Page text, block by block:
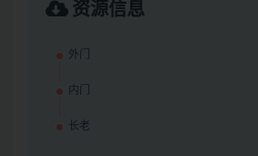
资源信息
外门
内门
长老